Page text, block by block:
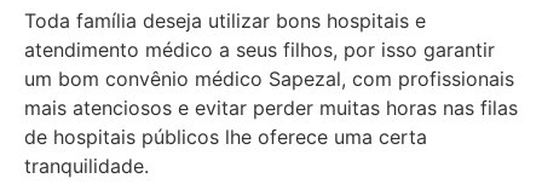
Toda família deseja utilizar bons hospitais e
atendimento médico a seus filhos, por isso garantir
um bom convênio médico Sapezal, com profissionais
mais atenciosos e evitar perder muitas horas nas filas
de hospitais públicos lhe oferece uma certa
tranquilidade.